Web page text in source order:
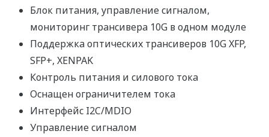
Блок питания, управление сигналом,
мониторинг трансивера 10G в одном модуле
Поддержка оптических трансиверов 10G XFP,
SFP+, XENPAK
Контроль питания и силового тока
Оснащен ограничителем тока
Интерфейс I2C/MDIO
Управление сигналом